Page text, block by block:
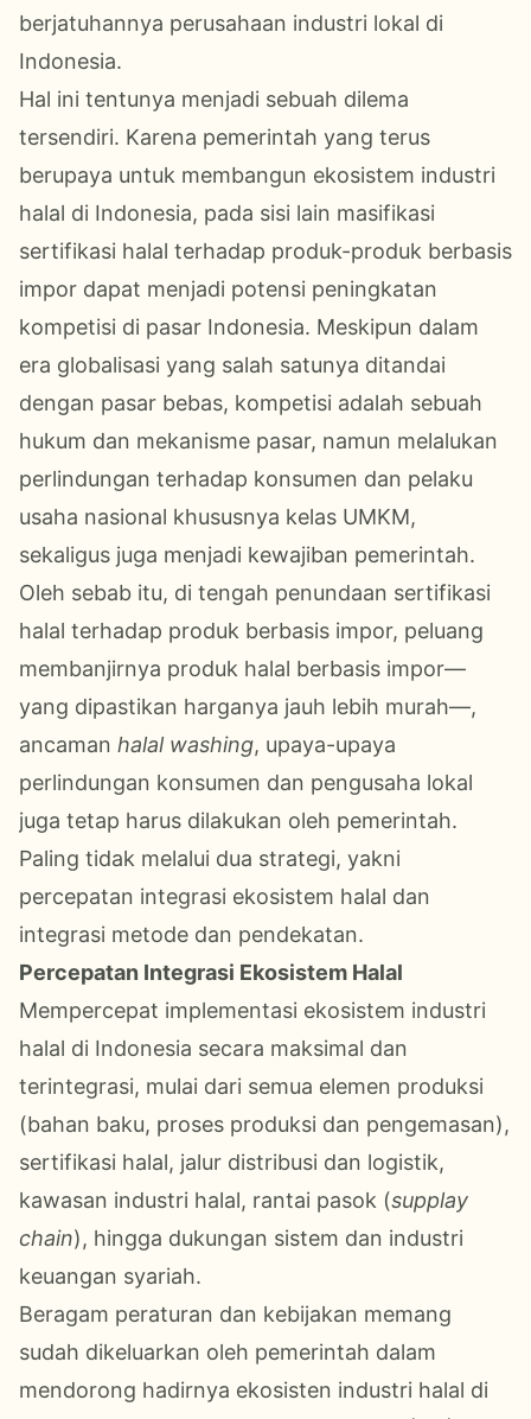
berjatuhannya perusahaan industri lokal di
Indonesia.
Hal ini tentunya menjadi sebuah dilema
tersendiri. Karena pemerintah yang terus
berupaya untuk membangun ekosistem industri
halal di Indonesia, pada sisi lain masifikasi
sertifikasi halal terhadap produk-produk berbasis
impor dapat menjadi potensi peningkatan
kompetisi di pasar Indonesia. Meskipun dalam
era globalisasi yang salah satunya ditandai
dengan pasar bebas, kompetisi adalah sebuah
hukum dan mekanisme pasar, namun melalukan
perlindungan terhadap konsumen dan pelaku
usaha nasional khususnya kelas UMKM,
sekaligus juga menjadi kewajiban pemerintah.
Oleh sebab itu, di tengah penundaan sertifikasi
halal terhadap produk berbasis impor, peluang
membanjirnya produk halal berbasis impor—
yang dipastikan harganya jauh lebih murah—,
ancaman halal washing, upaya-upaya
perlindungan konsumen dan pengusaha lokal
juga tetap harus dilakukan oleh pemerintah.
Paling tidak melalui dua strategi, yakni
percepatan integrasi ekosistem halal dan
integrasi metode dan pendekatan.
Percepatan Integrasi Ekosistem Halal
Mempercepat implementasi ekosistem industri
halal di Indonesia secara maksimal dan
terintegrasi, mulai dari semua elemen produksi
(bahan baku, proses produksi dan pengemasan),
sertifikasi halal, jalur distribusi dan logistik,
kawasan industri halal, rantai pasok (supplay
chain), hingga dukungan sistem dan industri
keuangan syariah.
Beragam peraturan dan kebijakan memang
sudah dikeluarkan oleh pemerintah dalam
mendorong hadirnya ekosisten industri halal di